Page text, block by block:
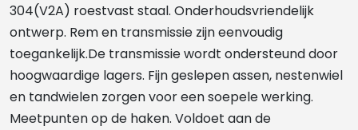
304(V2A) roestvast staal. Onderhoudsvriendelijk
ontwerp. Rem en transmissie zijn eenvoudig
toegankelijk.De transmissie wordt ondersteund door
hoogwaardige lagers. Fijn geslepen assen, nestenwiel
en tandwielen zorgen voor een soepele werking.
Meetpunten op de haken. Voldoet aan de